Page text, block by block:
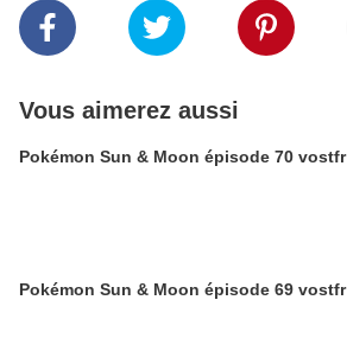
Vous aimerez aussi
Pokémon Sun & Moon épisode 70 vostfr
Pokémon Sun & Moon épisode 69 vostfr